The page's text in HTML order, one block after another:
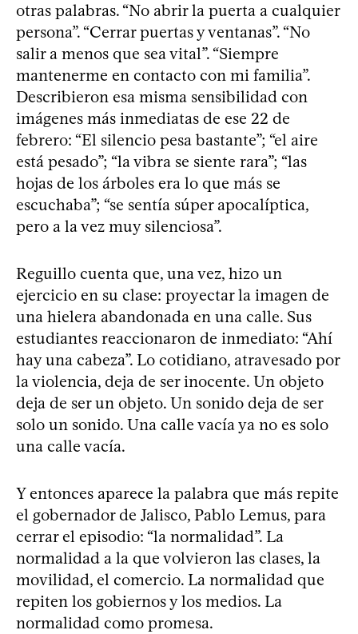
otras palabras. “No abrir la puerta a cualquier
persona”. “Cerrar puertas y ventanas”. “No
salir a menos que sea vital”. “Siempre
mantenerme en contacto con mi familia”.
Describieron esa misma sensibilidad con
imágenes más inmediatas de ese 22 de
febrero: “El silencio pesa bastante”; “el aire
está pesado”; “la vibra se siente rara”; “las
hojas de los árboles era lo que más se
escuchaba”; “se sentía súper apocalíptica,
pero a la vez muy silenciosa”.
Reguillo cuenta que, una vez, hizo un
ejercicio en su clase: proyectar la imagen de
una hielera abandonada en una calle. Sus
estudiantes reaccionaron de inmediato: “Ahí
hay una cabeza”. Lo cotidiano, atravesado por
la violencia, deja de ser inocente. Un objeto
deja de ser un objeto. Un sonido deja de ser
solo un sonido. Una calle vacía ya no es solo
una calle vacía.
Y entonces aparece la palabra que más repite
el gobernador de Jalisco, Pablo Lemus, para
cerrar el episodio: “la normalidad”. La
normalidad a la que volvieron las clases, la
movilidad, el comercio. La normalidad que
repiten los gobiernos y los medios. La
normalidad como promesa.